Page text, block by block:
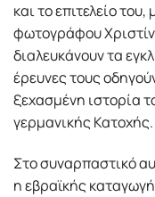
και το επιτελείο
φωτογράφου
διαλευκάνουν τα
έρευνες τους
ξεχασμένη ιστορία
γερμανικής Κατοχής.
Στο συναρπαστικό
η εβραϊκής